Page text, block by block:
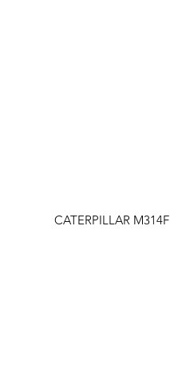
CATERPILLAR M314F